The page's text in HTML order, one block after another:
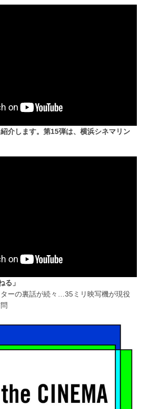
介します。第15弾は、横浜シネマリン
る」
ーの裏話が続々…35ミリ映写機が現役